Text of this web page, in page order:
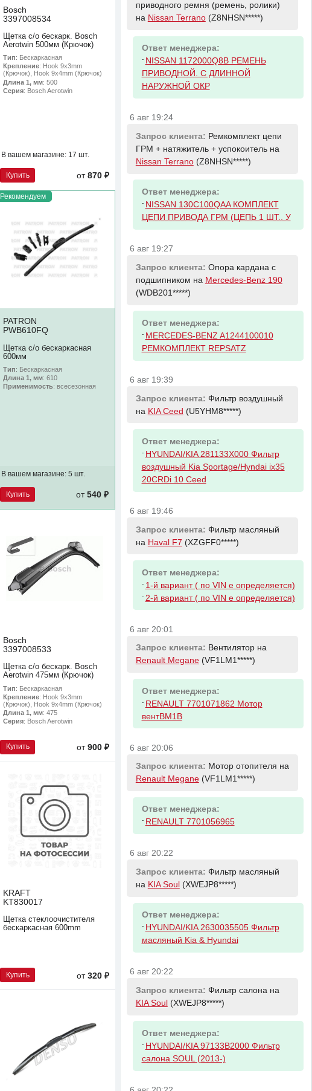
Bosch
3397008534
Щетка с/о бескарк. Bosch
Aerotwin 500мм (Крючок)
Тип: Бескаркасная
Крепление: Hook 9x3mm
(Крючок), Hook 9x4mm (Крючок)
Длина 1, мм: 500
Серия: Bosch Aerotwin
В вашем магазине: 17 шт.
Купить от 870 ₽
Рекомендуем
PATRON
PWB610FQ
Щетка с/о бескаркасная
600мм
Тип: Бескаркасная
Длина 1, мм: 610
Применимость: всесезонная
В вашем магазине: 5 шт.
Купить от 540 ₽
Bosch
3397008533
Щетка с/о бескарк. Bosch
Aerotwin 475мм (Крючок)
Тип: Бескаркасная
Крепление: Hook 9x3mm
(Крючок), Hook 9x4mm (Крючок)
Длина 1, мм: 475
Серия: Bosch Aerotwin
Купить от 900 ₽
KRAFT
KT830017
Щетка стеклоочистителя
бескаркасная 600mm
Купить от 320 ₽
приводного ремня (ремень, ролики)
на Nissan Terrano(Z8NHSN*****)
Ответ менеджера:
- NISSAN 1172000Q8B РЕМЕНЬ
ПРИВОДНОЙ. С ДЛИННОЙ
НАРУЖНОЙ ОКР
6 авг 19:24
Запрос клиента: Ремкомплект цепи
ГРМ + натяжитель + успокоитель на
Nissan Terrano(Z8NHSN*****)
Ответ менеджера:
- NISSAN 130C100QAA КОМПЛЕКТ
ЦЕПИ ПРИВОДА ГРМ (ЦЕПЬ 1 ШТ.. У
6 авг 19:27
Запрос клиента: Опора кардана с
подшипником на Mercedes-Benz 190
(WDB201*****)
Ответ менеджера:
- MERCEDES-BENZ A1244100010
РЕМКОМПЛЕКТ REPSATZ
6 авг 19:39
Запрос клиента: Фильтр воздушный
на KIA Ceed (U5YHM8*****)
Ответ менеджера:
- HYUNDAI/KIA 281133X000 Фильтр
воздушный Kia Sportage/Hyndai ix35
20CRDi 10 Ceed
6 авг 19:46
Запрос клиента: Фильтр масляный
на Haval F7 (XZGFF0*****)
Ответ менеджера:
- 1-й вариант ( по VIN е определяется)
- 2-й вариант ( по VIN е определяется)
6 авг 20:01
Запрос клиента: Вентилятор на
Renault Megane(VF1LM1*****)
Ответ менеджера:
- RENAULT 7701071862 Мотор
вентBM1B
6 авг 20:06
Запрос клиента: Мотор отопителя на
Renault Megane(VF1LM1*****)
Ответ менеджера:
- RENAULT 7701056965
6 авг 20:22
Запрос клиента: Фильтр масляный
на KIA Soul (XWEJP8*****)
Ответ менеджера:
- HYUNDAI/KIA 2630035505 Фильтр
масляный Kia & Hyundai
6 авг 20:22
Запрос клиента: Фильтр салона на
KIA Soul (XWEJP8*****)
Ответ менеджера:
- HYUNDAI/KIA 97133B2000 Фильтр
салона SOUL (2013-)